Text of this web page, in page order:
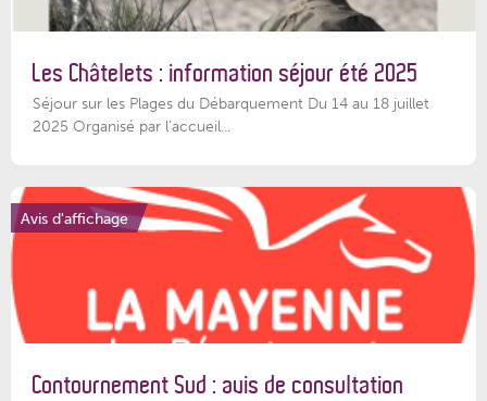
Les Châtelets : information séjour été 2025
Séjour sur les Plages du Débarquement Du 14 au 18 juillet
2025 Organisé par l’accueil...
Avis d'affichage
Contournement Sud : avis de consultation